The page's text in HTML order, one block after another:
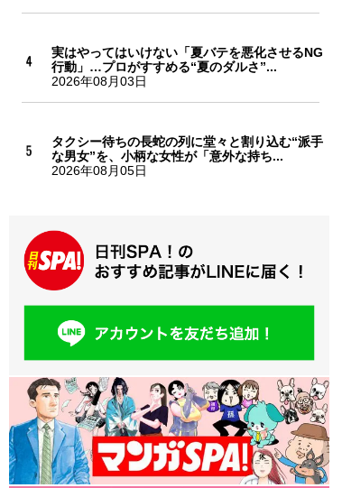
実はやってはいけない「夏バテを悪化させるNG
行動」…プロがすすめる“夏のダルさ”...
2026年08月03日
タクシー待ちの長蛇の列に堂々と割り込む“派手
な男女”を、小柄な女性が「意外な持ち...
2026年08月05日